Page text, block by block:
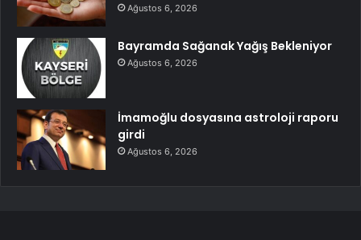
Ağustos 6, 2026
Bayramda Sağanak Yağış Bekleniyor
Ağustos 6, 2026
İmamoğlu dosyasına astroloji raporu
girdi
Ağustos 6, 2026